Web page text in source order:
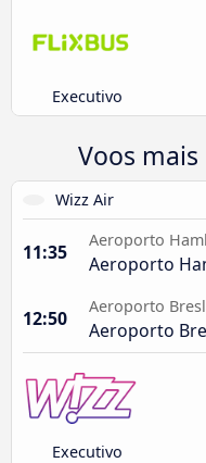
Executivo
Voos
Wizz Air
11:35
Aeroporto
Aeroporto
12:50
Aeroporto
Aeroporto
Executivo